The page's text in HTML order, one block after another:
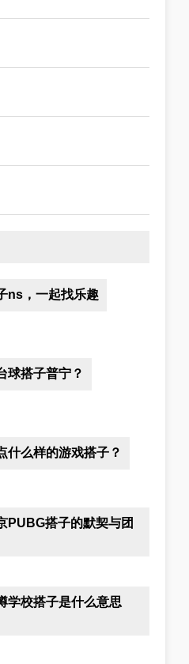
ns，一起找乐趣
球搭子普宁？
什么样的游戏搭子？
PUBG搭子的默契与团
学校搭子是什么意思